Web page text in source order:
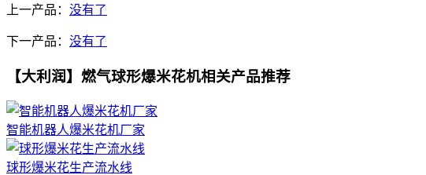
上一产品： 没有了
下一产品： 没有了
【大利润】燃气球形爆米花机相关产品推荐
智能机器人爆米花机厂家
球形爆米花生产流水线